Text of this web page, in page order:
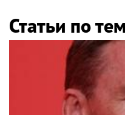
Статьи по